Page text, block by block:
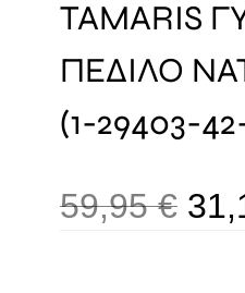
TAMARIS
ΠΕΔΙΛΟ
(1-29403-
59,95€